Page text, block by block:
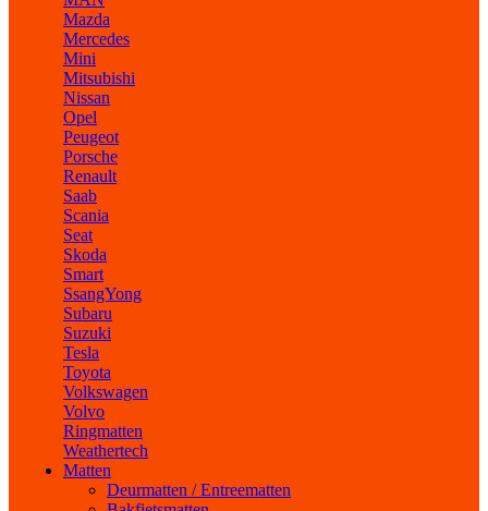
Mazda
Mercedes
Mini
Mitsubishi
Nissan
Opel
Peugeot
Porsche
Renault
Saab
Scania
Seat
Skoda
Smart
SsangYong
Subaru
Suzuki
Tesla
Toyota
Volkswagen
Volvo
Ringmatten
Weathertech
Matten
Deurmatten / Entreematten